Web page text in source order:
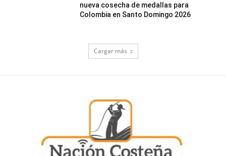
nueva cosecha de medallas para
Colombia en Santo Domingo 2026
Cargar más